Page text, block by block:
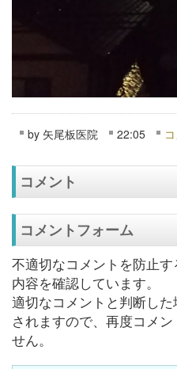
by 矢尾板医院 22:05
コメント
コメントフォーム
不適切なコメントを防止
内容を確認しています。
適切なコメントと判断し
されますので、再度コメ
せん。